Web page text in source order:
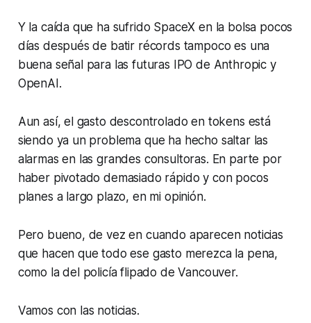
Y la caída que ha sufrido SpaceX en la bolsa pocos
días después de batir récords tampoco es una
buena señal para las futuras IPO de Anthropic y
OpenAI.
Aun así, el gasto descontrolado en tokens está
siendo ya un problema que ha hecho saltar las
alarmas en las grandes consultoras. En parte por
haber pivotado demasiado rápido y con pocos
planes a largo plazo, en mi opinión.
Pero bueno, de vez en cuando aparecen noticias
que hacen que todo ese gasto merezca la pena,
como la del policía flipado de Vancouver.
Vamos con las noticias.